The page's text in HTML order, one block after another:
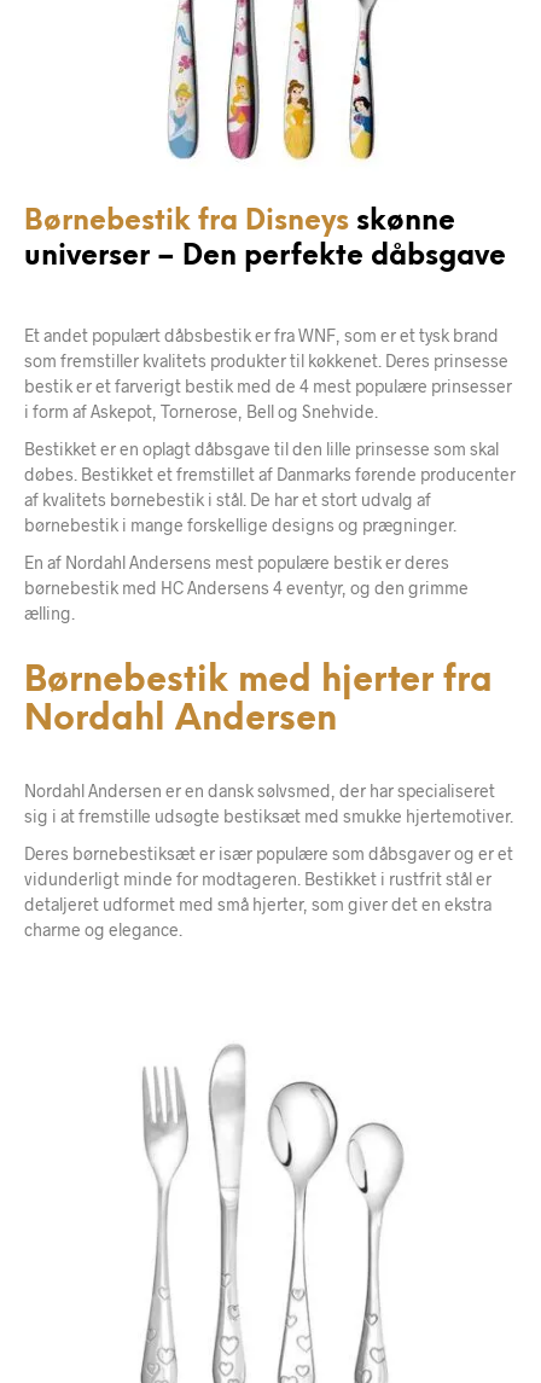
Børnebestik fra Disneys skønne
universer – Den perfekte dåbsgave
Et andet populært dåbsbestik er fra WNF, som er et tysk brand
som fremstiller kvalitets produkter til køkkenet. Deres prinsesse
bestik er et farverigt bestik med de 4 mest populære prinsesser
i form af Askepot, Tornerose, Bell og Snehvide.
Bestikket er en oplagt dåbsgave til den lille prinsesse som skal
døbes. Bestikket et fremstillet af Danmarks førende producenter
af kvalitets børnebestik i stål. De har et stort udvalg af
børnebestik i mange forskellige designs og prægninger.
En af Nordahl Andersens mest populære bestik er deres
børnebestik med HC Andersens 4 eventyr, og den grimme
ælling.
Børnebestik med hjerter fra
Nordahl Andersen
Nordahl Andersen er en dansk sølvsmed, der har specialiseret
sig i at fremstille udsøgte bestiksæt med smukke hjertemotiver.
Deres børnebestiksæt er især populære som dåbsgaver og er et
vidunderligt minde for modtageren. Bestikket i rustfrit stål er
detaljeret udformet med små hjerter, som giver det en ekstra
charme og elegance.